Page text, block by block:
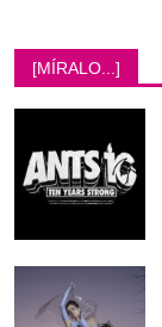
[MÍRALO...]